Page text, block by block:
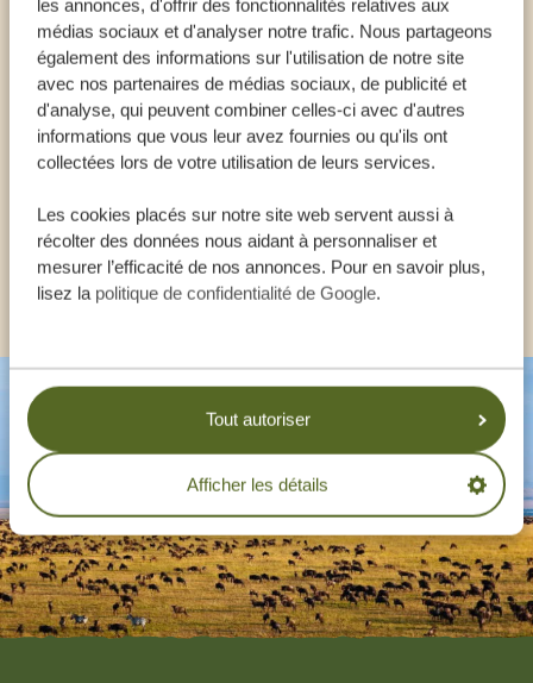
les annonces, d'offrir des fonctionnalités relatives aux
médias sociaux et d'analyser notre trafic. Nous partageons
également des informations sur l'utilisation de notre site
avec nos partenaires de médias sociaux, de publicité et
d'analyse, qui peuvent combiner celles-ci avec d'autres
informations que vous leur avez fournies ou qu'ils ont
collectées lors de votre utilisation de leurs services.
Les cookies placés sur notre site web servent aussi à
récolter des données nous aidant à personnaliser et
mesurer l’efficacité de nos annonces. Pour en savoir plus,
lisez la politique de confidentialité de Google.
Tout autoriser
Afficher les détails
Appeler un expert
NOS SPÉCIALISTES SONT LÀ POUR VOUS
AIDER
FR: +33 257 28 0079
AUTRES PAYS
Footer